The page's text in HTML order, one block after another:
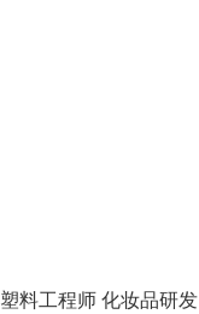
塑料工程师 化妆品研发